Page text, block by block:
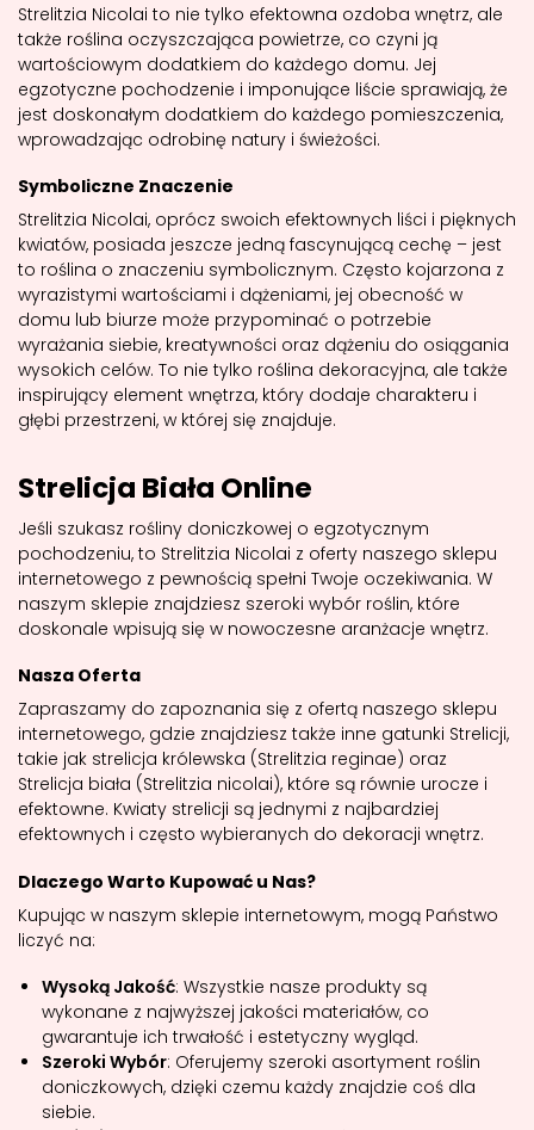
Strelitzia Nicolai to nie tylko efektowna ozdoba wnętrz, ale
także roślina oczyszczająca powietrze, co czyni ją
wartościowym dodatkiem do każdego domu. Jej
egzotyczne pochodzenie i imponujące liście sprawiają, że
jest doskonałym dodatkiem do każdego pomieszczenia,
wprowadzając odrobinę natury i świeżości.
Symboliczne Znaczenie
Strelitzia Nicolai, oprócz swoich efektownych liści i pięknych
kwiatów, posiada jeszcze jedną fascynującą cechę – jest
to roślina o znaczeniu symbolicznym. Często kojarzona z
wyrazistymi wartościami i dążeniami, jej obecność w
domu lub biurze może przypominać o potrzebie
wyrażania siebie, kreatywności oraz dążeniu do osiągania
wysokich celów. To nie tylko roślina dekoracyjna, ale także
inspirujący element wnętrza, który dodaje charakteru i
głębi przestrzeni, w której się znajduje.
Strelicja Biała Online
Jeśli szukasz rośliny doniczkowej o egzotycznym
pochodzeniu, to Strelitzia Nicolai z oferty naszego sklepu
internetowego z pewnością spełni Twoje oczekiwania. W
naszym sklepie znajdziesz szeroki wybór roślin, które
doskonale wpisują się w nowoczesne aranżacje wnętrz.
Nasza Oferta
Zapraszamy do zapoznania się z ofertą naszego sklepu
internetowego, gdzie znajdziesz także inne gatunki Strelicji,
takie jak strelicja królewska (Strelitzia reginae) oraz
Strelicja biała (Strelitzia nicolai), które są równie urocze i
efektowne. Kwiaty strelicji są jednymi z najbardziej
efektownych i często wybieranych do dekoracji wnętrz.
Dlaczego Warto Kupować u Nas?
Kupując w naszym sklepie internetowym, mogą Państwo
liczyć na:
Wysoką Jakość: Wszystkie nasze produkty są
wykonane z najwyższej jakości materiałów, co
gwarantuje ich trwałość i estetyczny wygląd.
Szeroki Wybór: Oferujemy szeroki asortyment roślin
doniczkowych, dzięki czemu każdy znajdzie coś dla
siebie.